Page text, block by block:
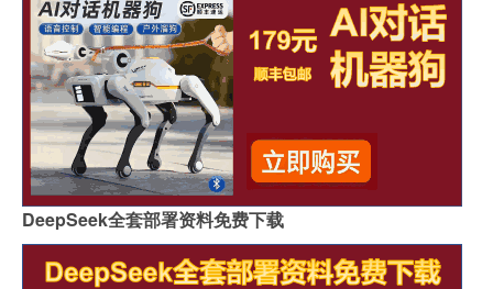
DeepSeek全套部署资料免费下载